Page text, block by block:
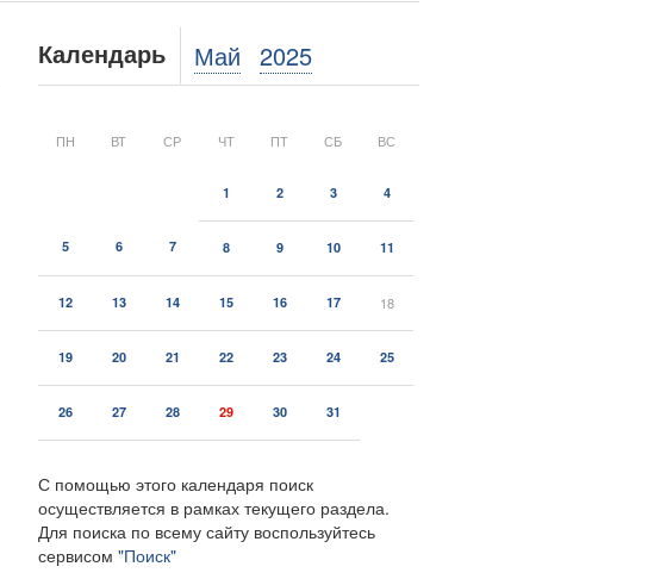
Календарь Май 2025
ПН ВТ СР ЧТ ПТ СБ ВС
1 2 3 4
5 6 7 8 9 10 11
12 13 14 15 16 17 18
19 20 21 22 23 24 25
26 27 28 29 30 31
С помощью этого календаря поиск
осуществляется в рамках текущего раздела.
Для поиска по всему сайту воспользуйтесь
сервисом "Поиск"